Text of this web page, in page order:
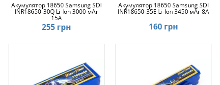
Акумулятор 18650 Samsung SDI
INR18650-30Q Li-Ion 3000 мАг
15A
255 грн
Акумулятор 18650 Samsung SDI
INR18650-35E Li-Ion 3450 мАг 8A
160 грн